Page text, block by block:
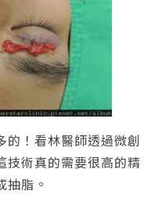
的！看林醫師透過微創
技術真的需要很高的精
脂。